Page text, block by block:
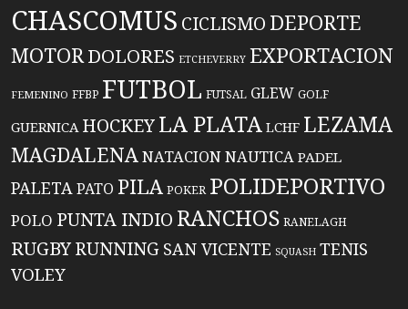
CHASCOMUS CICLISMO DEPORTE
MOTORDOLORES ETCHEVERRY EXPORTACION
FEMENINO FFBP FUTBOL FUTSAL GLEW GOLF
GUERNICA HOCKEYLA PLATA LCHF LEZAMA
MAGDALENANATACIONNAUTICA PADEL
PALETA PATO PILA POKER POLIDEPORTIVO
POLO PUNTA INDIO RANCHOS RANELAGH
RUGBYRUNNING SAN VICENTE SQUASH TENIS
VOLEY